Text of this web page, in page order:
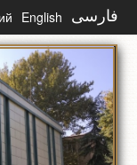
English فارسی